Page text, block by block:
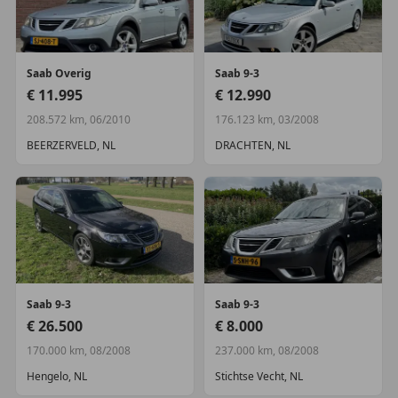
Bumpers in carrosseriekleur
Dakspoiler
Elektronische remkrachtverdeling
Getint warmtewerend glas
Koplampen adaptief
koplampreiniging
Audio-navigatie full map
Multimedia-voorbereiding
Interieur
12Volt aansluiting
Armsteun achter
Armsteun voor
Bagage-afdekhoes
Bestuurdersstoel in hoogte verstelbaar
Comfortstoel(en)
Saab Overig
€ 11.995
208.572 km, 06/2010
BEERZERVELD, NL
Saab 9-3
€ 12.990
176.123 km, 03/2008
DRACHTEN, NL
Saab 9-3
€ 26.500
170.000 km, 08/2008
Hengelo, NL
Saab 9-3
€ 8.000
237.000 km, 08/2008
Stichtse Vecht, NL